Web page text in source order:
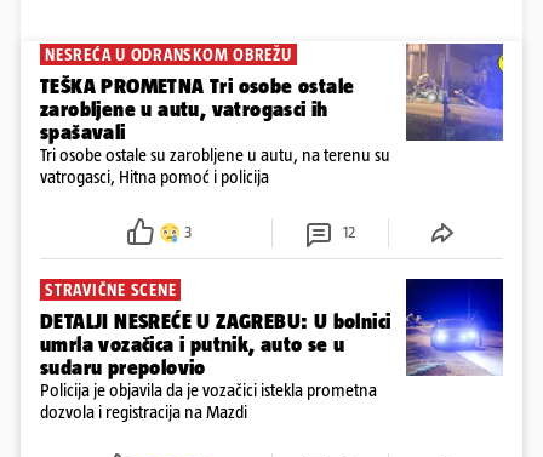
NESREĆA U ODRANSKOM OBREŽU
TEŠKA PROMETNA Tri osobe ostale
zarobljene u autu, vatrogasci ih
spašavali
Tri osobe ostale su zarobljene u autu, na terenu su
vatrogasci, Hitna pomoć i policija
3 12
STRAVIČNE SCENE
DETALJI NESREĆE U ZAGREBU: U bolnici
umrla vozačica i putnik, auto se u
sudaru prepolovio
Policija je objavila da je vozačici istekla prometna
dozvola i registracija na Mazdi